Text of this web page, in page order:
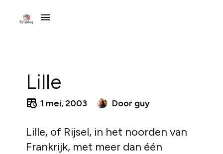
Lille
1 mei, 2003 Door guy
Lille, of Rijsel, in het noorden van
Frankrijk, met meer dan één